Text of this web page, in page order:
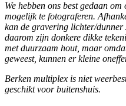
We hebben ons best gedaan
mogelijk te fotograferen.
kan de gravering lichter/dunner
daarom zijn donkere dikke
met duurzaam hout, maar
geweest, kunnen er kleine
Berken multiplex is niet
geschikt voor buitenshuis.